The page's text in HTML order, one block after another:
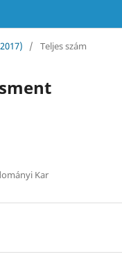
/ Teljes szám
Kar